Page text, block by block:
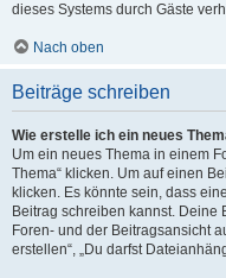
dieses Systems durch Gäste
Nach oben
Beiträge schreiben
Wie erstelle ich ein neues
Um ein neues Thema in einem
Thema“ klicken. Um auf einen
klicken. Es könnte sein, dass
Beitrag schreiben kannst.
Foren- und der Beitragsansicht
erstellen“, „Du darfst